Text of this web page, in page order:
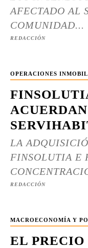
AFECTADO AL
COMUNIDAD...
REDACCIÓN
OPERACIONES
LA
FINSOLUTIA E
REDACCIÓN
MACROECONOMÍA Y
EL